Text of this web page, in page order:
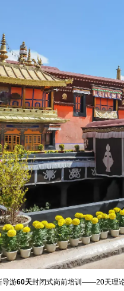
导游60天封闭式岗前培训——20天理